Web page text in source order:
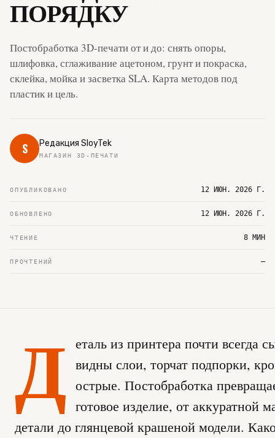
ПОРЯДКУ
Постобработка 3D-печати от и до: снять опоры,
шлифовка, сглаживание ацетоном, грунт и покраска,
склейка, мойка и засветка SLA. Карта методов под
пластик и цель.
S Редакция SloyTek
МАГАЗИН 3D-ПЕЧАТИ
ОПУБЛИКОВАНО 12 ИЮН. 2026 Г.
ОБНОВЛЕНО 12 ИЮН. 2026 Г.
ЧТЕНИЕ 8 МИН
ПРОЧТЕНИЙ —
Д еталь из принтера почти всегда
видны слои, торчат подпорки,
острые. Постобработка
готовое изделие, от аккуратной
детали до глянцевой крашеной модели.